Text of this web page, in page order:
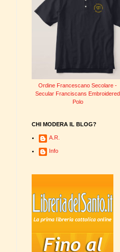
Ordine Francescano Secolare -
Secular Franciscans Embroidered
Polo
CHI MODERA IL BLOG?
A.R.
Info